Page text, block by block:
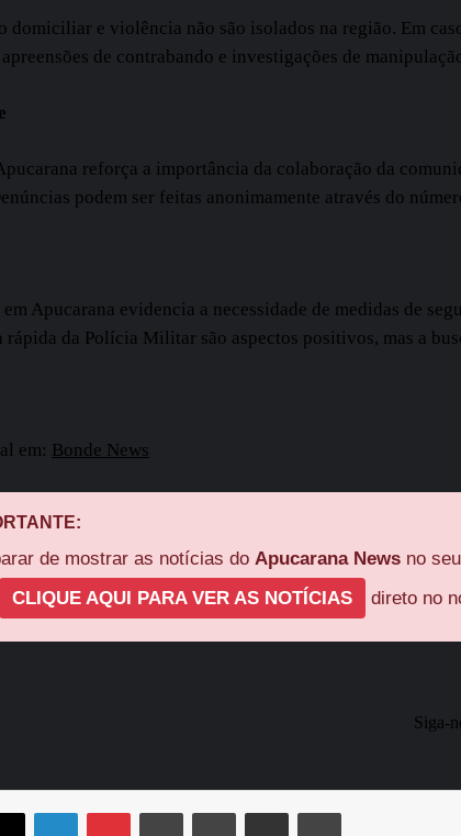
domiciliar e violência não são isolados na região. Em
de contrabando e investigações de
reforça a importância da colaboração da
podem ser feitas anonimamente através do
Apucarana evidencia a necessidade de medidas de
rápida da Polícia Militar são aspectos positivos, mas a
em: Bonde News
de mostrar as notícias do Apucarana News no
CLIQUE AQUI PARA VER AS NOTÍCIAS direto no
Siga-
X LinkedinPinterestMessengerMessenger
Compartilhar via e-mail Imprimir